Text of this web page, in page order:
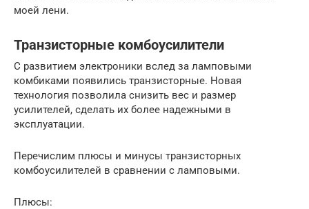
моей лени.
Транзисторные комбоусилители
С развитием электроники вслед за ламповыми
комбиками появились транзисторные. Новая
технология позволила снизить вес и размер
усилителей, сделать их более надежными в
эксплуатации.
Перечислим плюсы и минусы транзисторных
комбоусилителей в сравнении с ламповыми.
Плюсы: